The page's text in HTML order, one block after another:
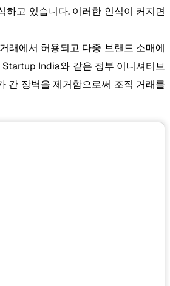
고 있습니다. 이러한 인식이 커지면
래에서 허용되고 다중 브랜드 소매에
India와 같은 정부 이니셔티브
간 장벽을 제거함으로써 조직 거래를